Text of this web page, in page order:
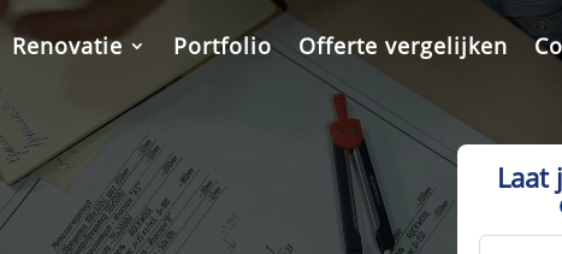
Renovatie Portfolio Offerte vergelijken
Laat
Leave